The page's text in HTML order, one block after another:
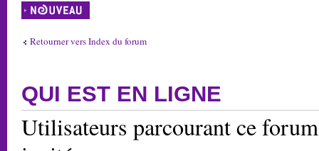
Écrire un nouveau
sujet
Retourner vers Index du forum
QUI EST EN LIGNE
Utilisateurs parcourant ce